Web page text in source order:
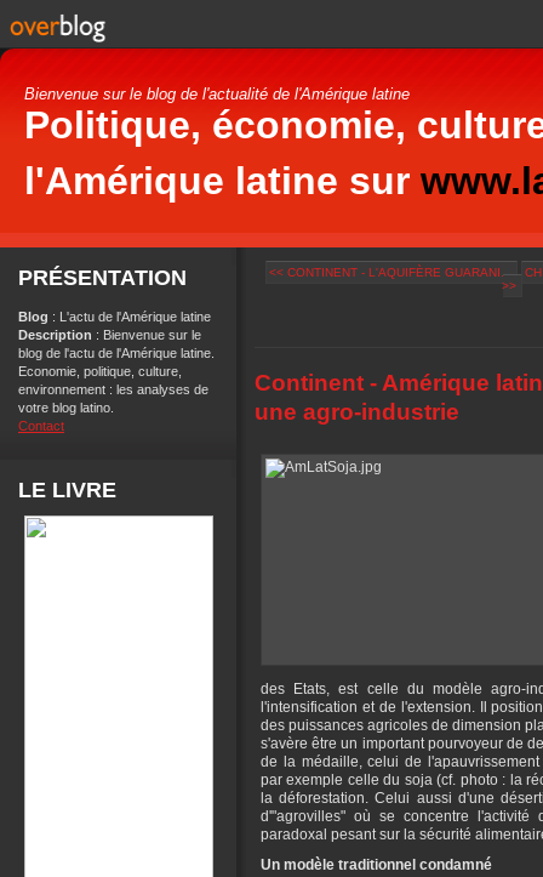
Bienvenue sur le blog de l'actualité de l'Amérique latine
Politique, économie,
l'Amérique latine sur
PRÉSENTATION
Blog : L'actu de l'Amérique latine
Description : Bienvenue sur le
blog de l'actu de l'Amérique latine.
Economie, politique, culture,
environnement : les analyses de
votre blog latino.
Contact
LE LIVRE
<< CONTINENT - L'AQUIFÈRE GUARANI...
>>
Continent - Amérique
une agro-industrie
des Etats, est celle du modèle agro-
l'intensification et de l'extension. Il
des puissances agricoles de dimension
s'avère être un important pourvoyeur de
de la médaille, celui de
par exemple celle du soja (cf. photo : la
la déforestation. Celui aussi d'une
d'"agrovilles" où se concentre
paradoxal pesant sur la sécurité
Un modèle traditionnel condamné